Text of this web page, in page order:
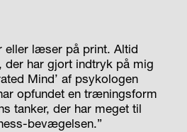
eller læser på print. Altid
der har gjort indtryk på mig
Mind’ af psykologen
opfundet en træningsform
tanker, der har meget til
bevægelsen.”